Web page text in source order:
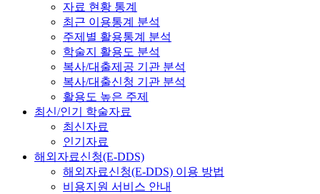
자료 현황 통계
최근 이용통계 분석
주제별 활용통계 분석
학술지 활용도 분석
복사/대출제공 기관 분석
복사/대출신청 기관 분석
활용도 높은 주제
최신/인기 학술자료
최신자료
인기자료
해외자료신청(E-DDS)
해외자료신청(E-DDS) 이용 방법
비용지원 서비스 안내